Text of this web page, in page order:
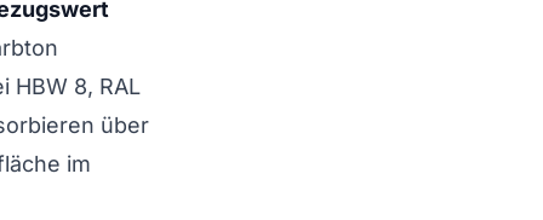
HBW 8, RAL
über
im